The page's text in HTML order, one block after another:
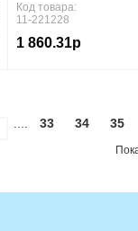
Код товара:
11-221228
1 860.31р
33 34 35